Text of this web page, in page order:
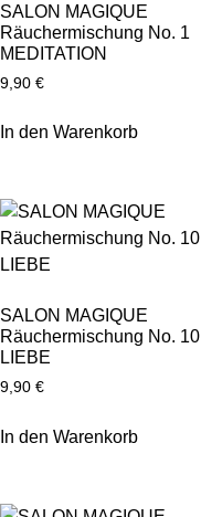
SALON MAGIQUE
Räuchermischung No. 1
MEDITATION
9,90 €
In den Warenkorb
SALON MAGIQUE
Räuchermischung No. 10
LIEBE
9,90 €
In den Warenkorb